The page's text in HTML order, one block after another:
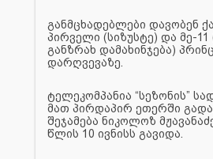
განმცხადებლები დავობენ
პირველი (სიზუსტე) და მე-11
განზრახ დამახინჯება)
დარღვევაზე.
ტელეკომპანია “სეზონის”
მათ პირდაპირ ეთერში
შეჯამება ნიკოლოზ
წლის 10 ივნისს გავიდა.